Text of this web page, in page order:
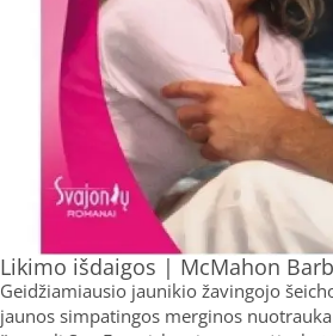
Likimo išdaigos | McMahon
Geidžiamiausio jaunikio žavingojo
jaunos simpatingos merginos